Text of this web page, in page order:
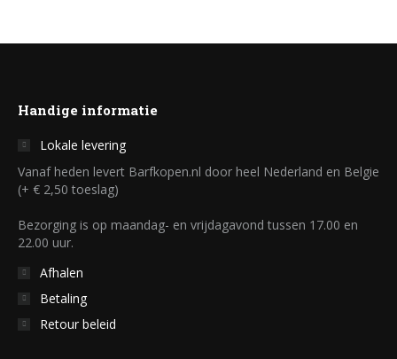
Handige informatie
Lokale levering
Vanaf heden levert Barfkopen.nl door heel Nederland en Belgie
(+ € 2,50 toeslag)
Bezorging is op maandag- en vrijdagavond tussen 17.00 en
22.00 uur.
Afhalen
Betaling
Retour beleid